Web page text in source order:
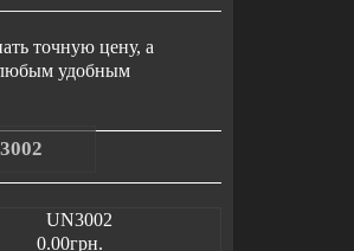
точную цену, а
любым удобным
0.00грн.